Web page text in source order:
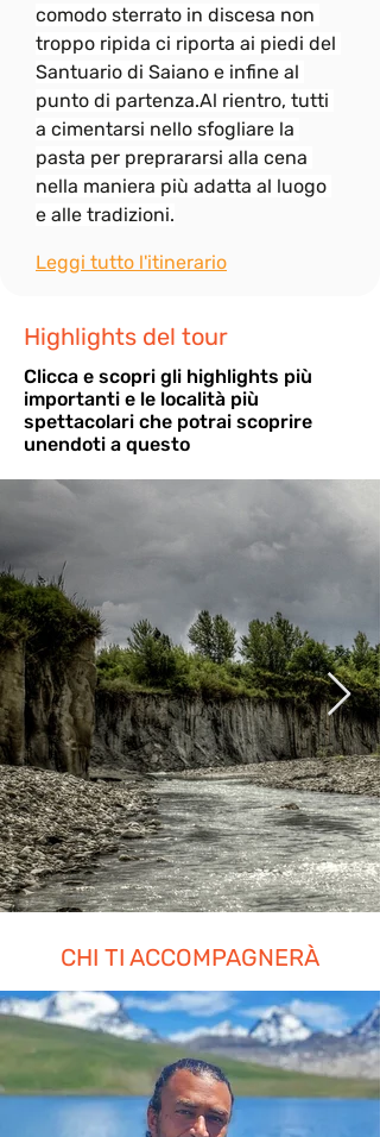
comodo sterrato in discesa non
troppo ripida ci riporta ai piedi del
Santuario di Saiano e infine al
punto di partenza.Al rientro, tutti
a cimentarsi nello sfogliare la
pasta per preprararsi alla cena
nella maniera più adatta al luogo
e alle tradizioni.
Leggi tutto l'itinerario
Highlights del tour
Clicca e scopri gli highlights più
importanti e le località più
spettacolari che potrai scoprire
unendoti a questo
CHI TI ACCOMPAGNERÀ